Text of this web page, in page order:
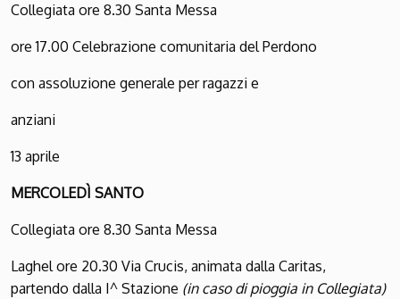
Collegiata ore 8.30 Santa Messa
ore 17.00 Celebrazione comunitaria del Perdono
con assoluzione generale per ragazzi e
anziani
13 aprile
MERCOLEDÌ SANTO
Collegiata ore 8.30 Santa Messa
Laghel ore 20.30 Via Crucis, animata dalla Caritas,
partendo dalla I^ Stazione (in caso di pioggia in Collegiata)